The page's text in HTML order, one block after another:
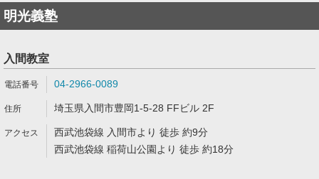
明光義塾
入間教室
04-2966-0089
埼玉県入間市豊岡1-5-28 FFビル 2F
西武池袋線 入間市より 徒歩 約9分
西武池袋線 稲荷山公園より 徒歩 約18分